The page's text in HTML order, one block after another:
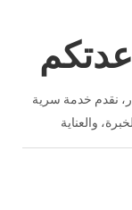
نقدم خدمة سرية